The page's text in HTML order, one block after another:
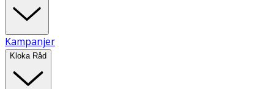
Kampanjer
Kloka Råd